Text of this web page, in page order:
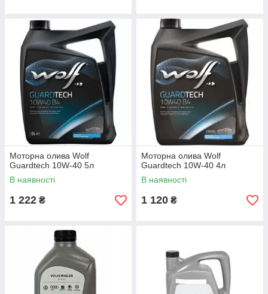
Моторна олива Wolf
Guardtech 10W-40 5л
В наявності
1 222 ₴
Моторна олива Wolf
Guardtech 10W-40 4л
В наявності
1 120 ₴